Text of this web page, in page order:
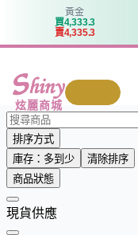
黃金
買4,333.3
賣4,335.3
炫麗商城
排序方式
庫存：多到少
清除排序
商品狀態
現貨供應